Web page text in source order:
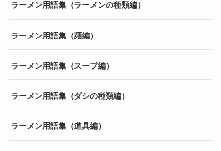
ラーメン用語集（ラーメンの種類編）
ラーメン用語集（麺編）
ラーメン用語集（スープ編）
ラーメン用語集（ダシの種類編）
ラーメン用語集（道具編）